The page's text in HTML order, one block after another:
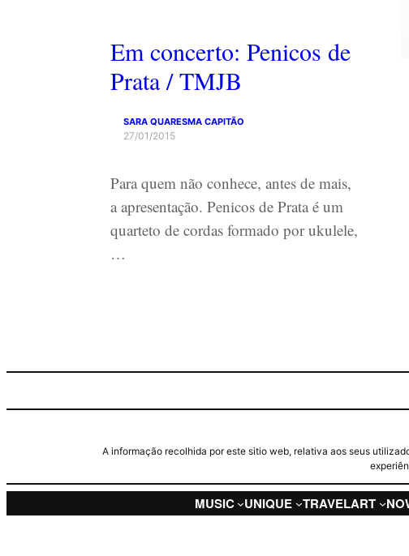
Em concerto: Penicos de
Prata / TMJB
SARA QUARESMA CAPITÃO
27/01/2015
Para quem não conhece, antes de mais,
a apresentação. Penicos de Prata é um
quarteto de cordas formado por ukulele,
…
A informação recolhida por este sitio web, relativa aos seus
MUSIC UNIQUE TRAVELART